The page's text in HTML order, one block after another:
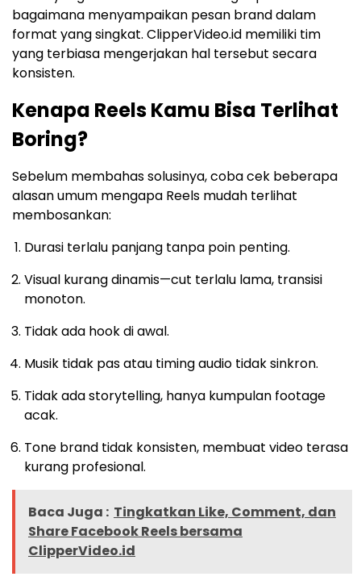
bagaimana menyampaikan pesan brand dalam
format yang singkat. ClipperVideo.id memiliki tim
yang terbiasa mengerjakan hal tersebut secara
konsisten.
Kenapa Reels Kamu Bisa Terlihat
Boring?
Sebelum membahas solusinya, coba cek beberapa
alasan umum mengapa Reels mudah terlihat
membosankan:
Durasi terlalu panjang tanpa poin penting.
Visual kurang dinamis—cut terlalu lama, transisi
monoton.
Tidak ada hook di awal.
Musik tidak pas atau timing audio tidak sinkron.
Tidak ada storytelling, hanya kumpulan footage
acak.
Tone brand tidak konsisten, membuat video terasa
kurang profesional.
Baca Juga : Tingkatkan Like, Comment, dan
Share Facebook Reels bersama
ClipperVideo.id